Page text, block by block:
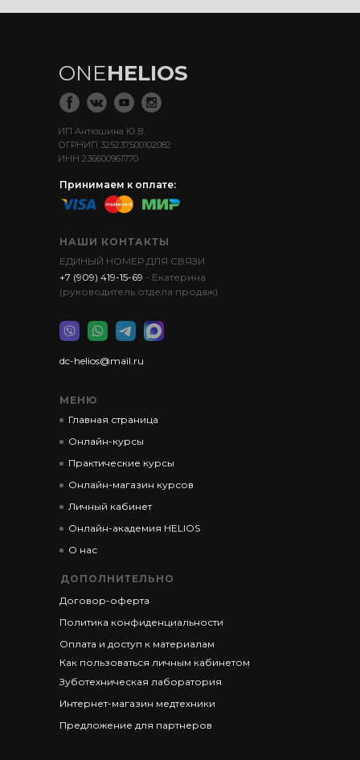
ДОПОЛНИТЕЛЬНО
Договор-оферта
Политика конфиденциальности
Оплата и доступ к материалам
Как пользоваться личным кабинетом
Зуботехническая лаборатория
Интернет-магазин медтехники
Предложение для партнеров
Главная страница
Онлайн-курсы
Практические курсы
Личный кабинет
Онлайн-академия HELIOS
МЕНЮ
dc-helios@mail.ru
ЕДИНЫЙ НОМЕР ДЛЯ СВЯЗИ
+7 (909) 419-15-69 - Екатерина
(руководитель отдела продаж)
НАШИ КОНТАКТЫ
ИП Антюшина Ю.В.
ОГРНИП 325237500102082
ИНН 236600961770
Принимаем к оплате:
Онлайн-магазин курсов
О нас
ONEHELIOS